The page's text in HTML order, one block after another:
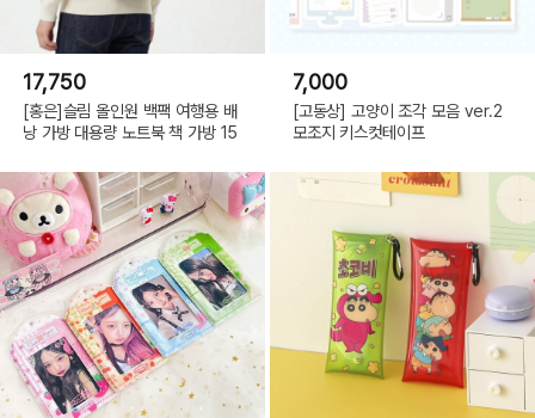
17,750
[홍은]슬림 올인원 백팩 여행용 배
낭 가방 대용량 노트북 책 가방 15
7,000
[고동상] 고양이 조각 모음 ver.2
모조지 키스컷테이프